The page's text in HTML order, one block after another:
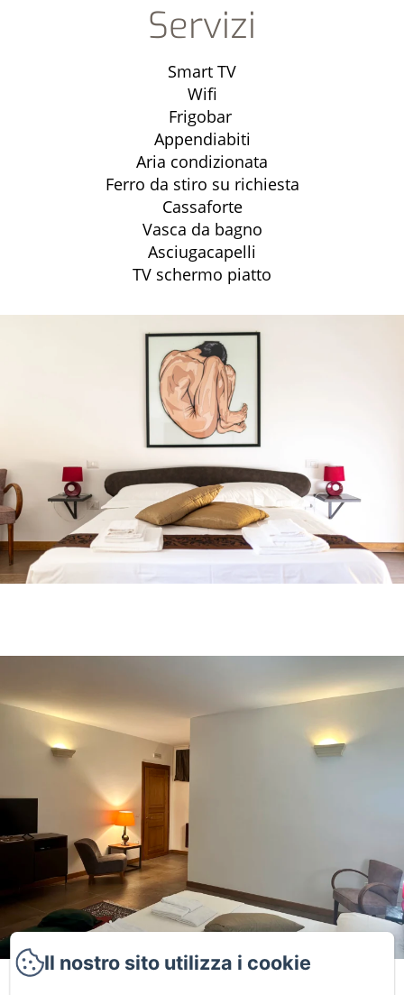
Servizi
Smart TV
Wifi
Frigobar
Appendiabiti
Aria condizionata
Ferro da stiro su richiesta
Cassaforte
Vasca da bagno
Asciugacapelli
TV schermo piatto
Il nostro sito utilizza i cookie